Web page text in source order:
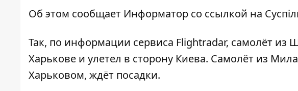
Об этом сообщает Информатор со ссылкой на
Так, по информации сервиса Flightradar, самолёт из
Харькове и улетел в сторону Киева. Самолёт из
Харьковом, ждёт посадки.